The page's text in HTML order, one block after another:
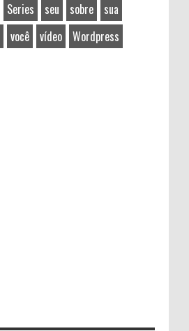
Series seu sobre
sua
você vídeo
Wordpress